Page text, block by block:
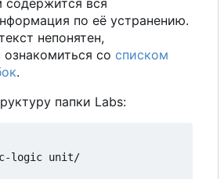
по её устранению.
непонятен,
со списком
.
папки Labs:
logic unit/